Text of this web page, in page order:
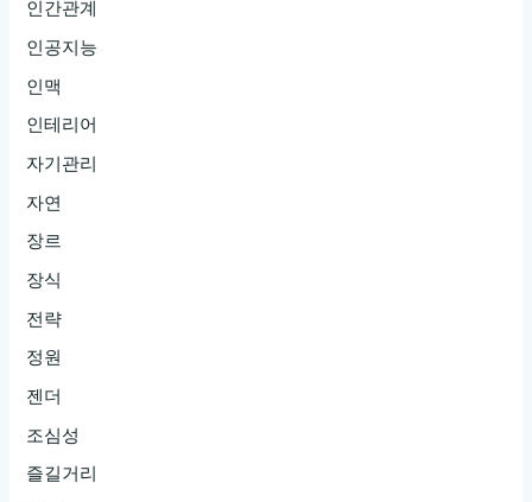
인간관계
인공지능
인맥
인테리어
자기관리
자연
장르
장식
전략
정원
젠더
조심성
즐길거리